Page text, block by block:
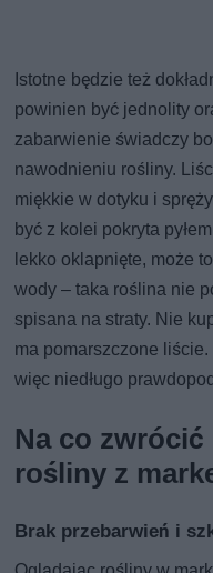
Istotne będzie też
powinien być jednolity
zabarwienie świadczy
nawodnieniu rośliny.
miękkie w dotyku i
być z kolei pokryta
lekko oklapnięte, może
wody – taka roślina nie
spisana na straty. Nie
ma pomarszczone
więc niedługo
Na co
rośliny z
Brak przebarwień i